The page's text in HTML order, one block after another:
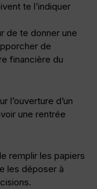
te l’indiquer
de te donner une
de
financière du
l’ouverture d’un
une rentrée
remplir les papiers
les déposer à